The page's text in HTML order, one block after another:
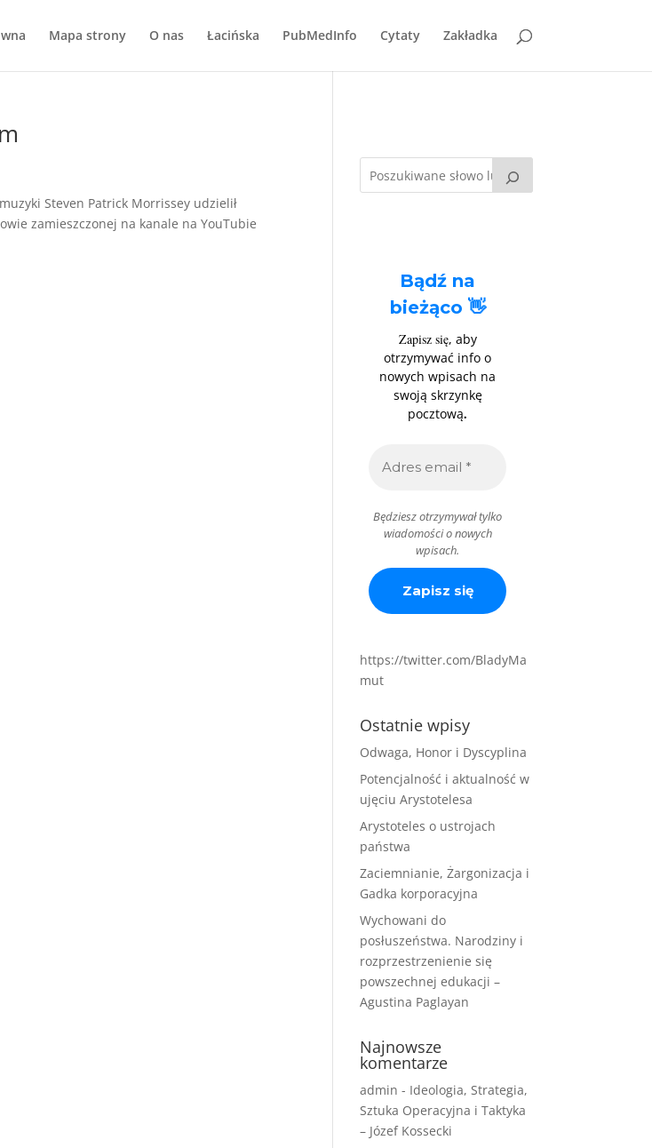
Mapa strony O nas Łacińska PubMedInfo Cytaty Zakładka
Steven Patrick Morrissey udzielił
zamieszczonej na kanale na YouTubie
Bądź na
bieżąco 👋
Zapisz się, aby
otrzymywać info o
nowych wpisach na
swoją skrzynkę
pocztową.
Będziesz otrzymywał tylko
wiadomości o nowych
wpisach.
https://twitter.com/BladyMa
mut
Ostatnie wpisy
Odwaga, Honor i Dyscyplina
Potencjalność i aktualność w
ujęciu Arystotelesa
Arystoteles o ustrojach
państwa
Zaciemnianie, Żargonizacja i
Gadka korporacyjna
Wychowani do
posłuszeństwa. Narodziny i
rozprzestrzenienie się
powszechnej edukacji –
Agustina Paglayan
Najnowsze
komentarze
admin - Ideologia, Strategia,
Sztuka Operacyjna i Taktyka
– Józef Kossecki